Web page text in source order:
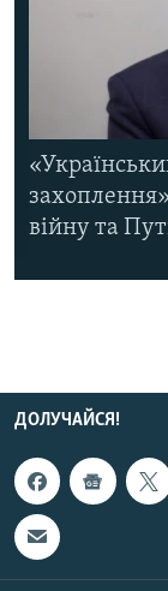
війну та
ДОЛУЧАЙСЯ!